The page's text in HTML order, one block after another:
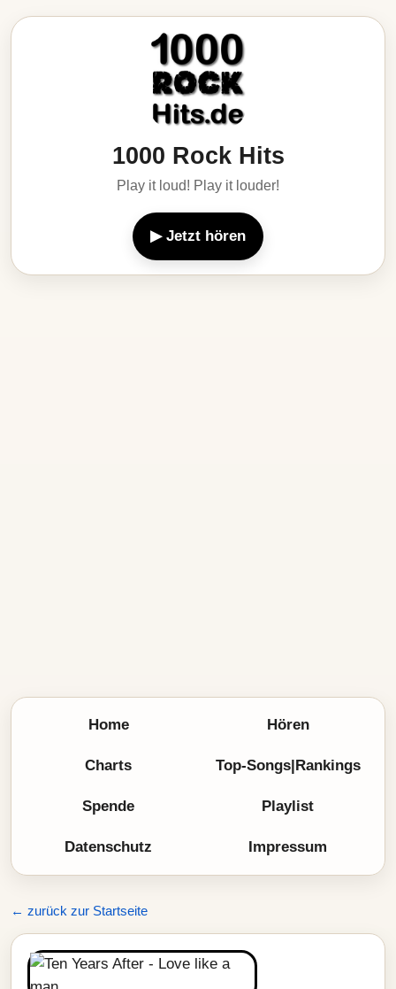
1000 Rock Hits
Play it loud! Play it louder!
▶ Jetzt hören
Home Hören
Charts Top-Songs|Rankings
Spende Playlist
Datenschutz Impressum
← zurück zur Startseite